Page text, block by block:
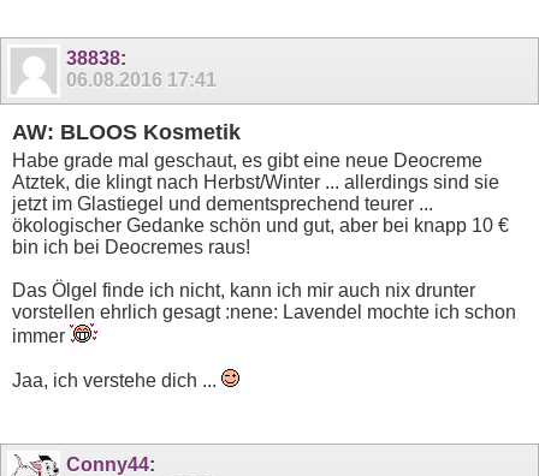
38838:
06.08.2016 17:41
AW: BLOOS Kosmetik
Habe grade mal geschaut, es gibt eine neue Deocreme
Atztek, die klingt nach Herbst/Winter ... allerdings sind sie
jetzt im Glastiegel und dementsprechend teurer ...
ökologischer Gedanke schön und gut, aber bei knapp 10 €
bin ich bei Deocremes raus!
Das Ölgel finde ich nicht, kann ich mir auch nix drunter
vorstellen ehrlich gesagt :nene: Lavendel mochte ich schon
immer
Jaa, ich verstehe dich ...
Conny44: